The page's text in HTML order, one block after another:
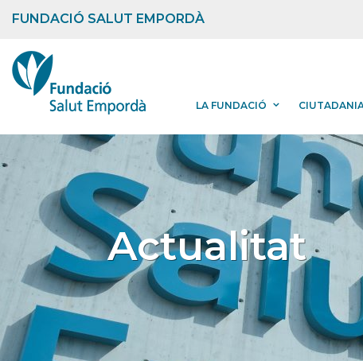
FUNDACIÓ SALUT EMPORDÀ
LA FUNDACIÓ
Actualitat